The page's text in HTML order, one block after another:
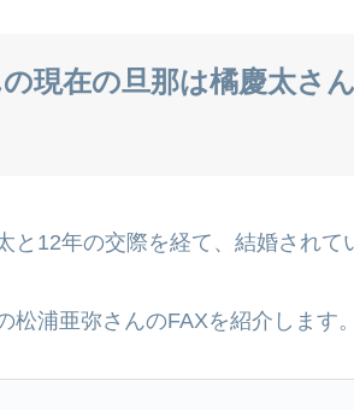
現在の旦那は橘慶太さ
と12年の交際を経て、結婚されて
松浦亜弥さんのFAXを紹介します。